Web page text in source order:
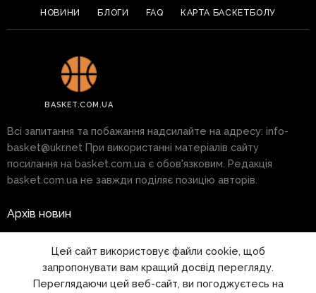
НОВИНИ БЛОГИ FAQ КАРТА БАСКЕТБОЛУ
BASKET.COM.UA
Всі запитання та побажання надсилайте на адресу: info-
basket@ukr.net При використанні матеріалів сайту
посилання на basket.com.ua є обов'язковим. Редакція
basket.com.ua не завжди поділяє позицію авторів.
Архів новин
Правила
Цей сайт використовує файли cookie, щоб
запропонувати вам кращий досвід перегляду.
Переглядаючи цей веб-сайт, ви погоджуєтесь на